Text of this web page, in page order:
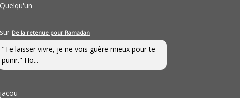
Quelqu'un
sur De la retenue pour Ramadan
"Te laisser vivre, je ne vois guère mieux pour te
punir." Ho...
jacou